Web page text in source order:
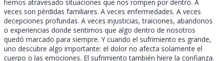
hemos atravesado situaciones que nos rompen por dentro. A
veces son pérdidas familiares. A veces enfermedades. A veces
decepciones profundas. A veces injusticias, traiciones, abandonos
o experiencias donde sentimos que algo dentro de nosotros
quedó marcado para siempre. Y cuando el sufrimiento es grande,
uno descubre algo importante: el dolor no afecta solamente el
cuerpo o las emociones. El sufrimiento también hiere la confianza.